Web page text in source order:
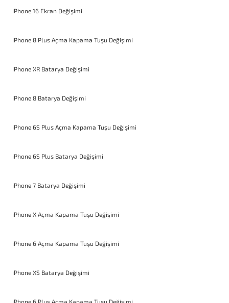
iPhone 16 Ekran Değişimi
iPhone 8 Plus Açma Kapama Tuşu Değişimi
iPhone XR Batarya Değişimi
iPhone 8 Batarya Değişimi
iPhone 6S Plus Açma Kapama Tuşu Değişimi
iPhone 6S Plus Batarya Değişimi
iPhone 7 Batarya Değişimi
iPhone X Açma Kapama Tuşu Değişimi
iPhone 6 Açma Kapama Tuşu Değişimi
iPhone XS Batarya Değişimi
iPhone 6 Plus Açma Kapama Tuşu Değişimi